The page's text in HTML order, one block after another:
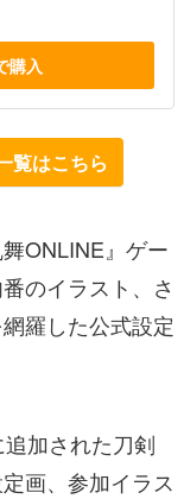
購入
覧はこちら
ONLINE』ゲー
のイラスト、さ
羅した公式設定
加された刀剣
画、参加イラス